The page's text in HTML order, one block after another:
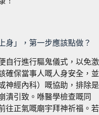
身」，第一步應該點做？
自行進行驅鬼儀式，以免激
確保當事人嘅人身安全，並
神經內科）嘅協助，排除是
潰引致。喺醫學檢查嘅同
往正氣嘅廟宇拜神祈福。若